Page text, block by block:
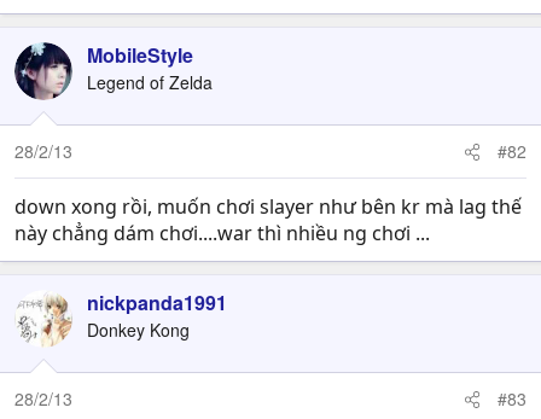
MobileStyle
Legend of Zelda
28/2/13 #82
down xong rồi, muốn chơi slayer như bên kr mà lag thế
này chẳng dám chơi....war thì nhiều ng chơi ...
nickpanda1991
Donkey Kong
28/2/13 #83